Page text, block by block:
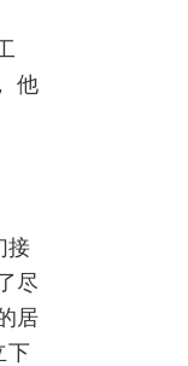
他
接
尽
居
下